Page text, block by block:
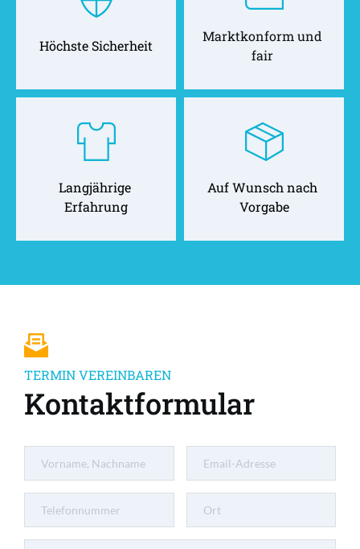
Höchste Sicherheit
Marktkonform und
fair
Langjährige
Erfahrung
Auf Wunsch nach
Vorgabe
TERMIN VEREINBAREN
Kontaktformular